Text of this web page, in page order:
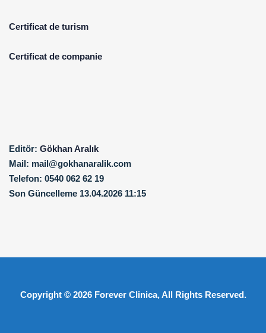
Certificat de turism
Certificat de companie
Editör: Gökhan Aralık
Mail: mail@gokhanaralik.com
Telefon: 0540 062 62 19
Son Güncelleme 13.04.2026 11:15
Copyright © 2026 Forever Clinica, All Rights Reserved.